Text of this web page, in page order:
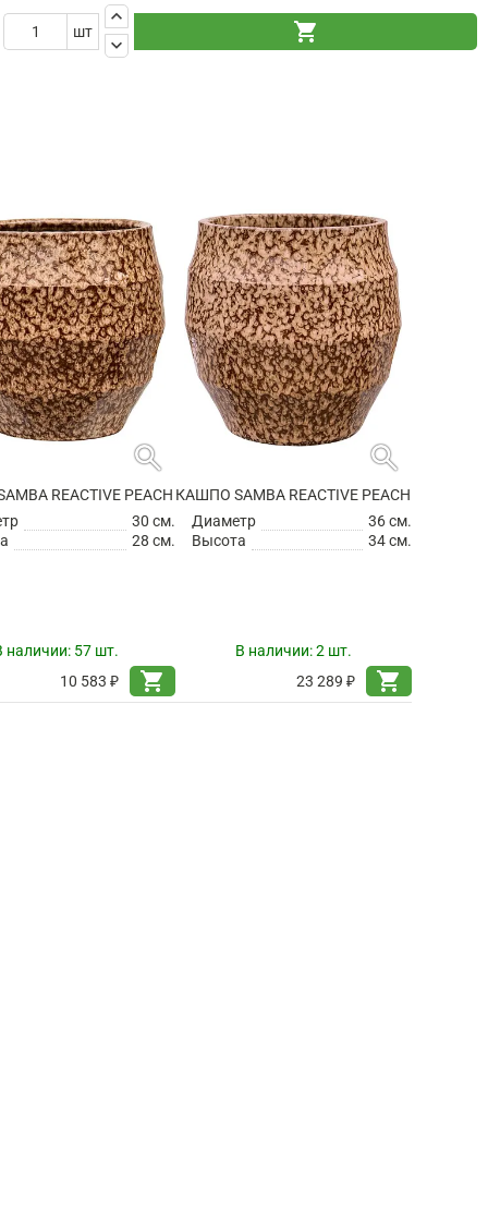
шт
keyboard_arrow_up
keyboard_arrow_down
shopping_cart
search
REACTIVE PEACH
30 см.
28 см.
наличии: 57 шт.
10 583 ₽
shopping_cart
search
КАШПО SAMBA REACTIVE PEACH
Диаметр
36 см.
Высота
34 см.
В наличии:2 шт.
23 289 ₽
shopping_cart